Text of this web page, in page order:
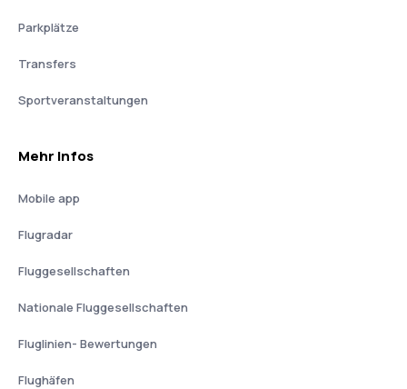
Parkplätze
Transfers
Sportveranstaltungen
Mehr Infos
Mobile app
Flugradar
Fluggesellschaften
Nationale Fluggesellschaften
Fluglinien- Bewertungen
Flughäfen